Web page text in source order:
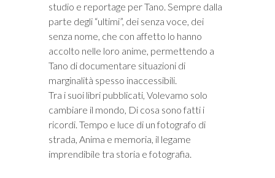
studio e reportage per Tano. Sempre dalla
parte degli “ultimi”, dei senza voce, dei
senza nome, che con affetto lo hanno
accolto nelle loro anime, permettendo a
Tano di documentare situazioni di
marginalità spesso inaccessibili.
Tra i suoi libri pubblicati, Volevamo solo
cambiare il mondo, Di cosa sono fatti i
ricordi. Tempo e luce di un fotografo di
strada, Anima e memoria, il legame
imprendibile tra storia e fotografia.